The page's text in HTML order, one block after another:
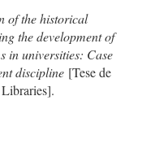
of the historical
the development of
in universities: Case
discipline [Tese de